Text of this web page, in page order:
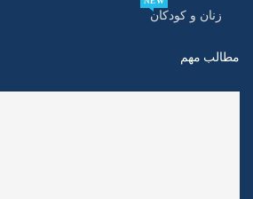
زنان و کودکان
مطالب مهم